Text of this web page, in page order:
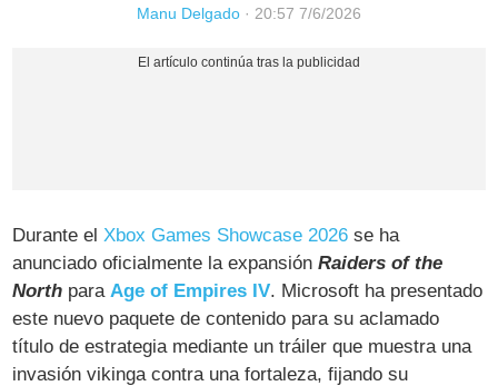
Manu Delgado · 20:57 7/6/2026
Durante elXbox Games Showcase 2026 se ha
anunciado oficialmente la expansiónRaiders of the
North paraAge of Empires IV. Microsoft ha presentado
este nuevo paquete de contenido para su aclamado
título de estrategia mediante un tráiler que muestra una
invasión vikinga contra una fortaleza, fijando su